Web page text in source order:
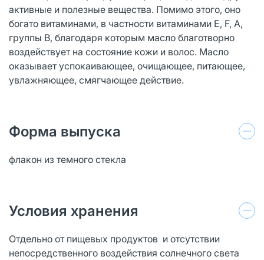
активные и полезные вещества. Помимо этого, оно
богато витаминами, в частности витаминами Е, F, A,
группы B, благодаря которым масло благотворно
воздействует на состояние кожи и волос. Масло
оказывает успокаивающее, очищающее, питающее,
увлажняющее, смягчающее действие.
Форма выпуска
флакон из темного стекла
Условия хранения
Отдельно от пищевых продуктов и отсутствии
непосредственного воздействия солнечного света